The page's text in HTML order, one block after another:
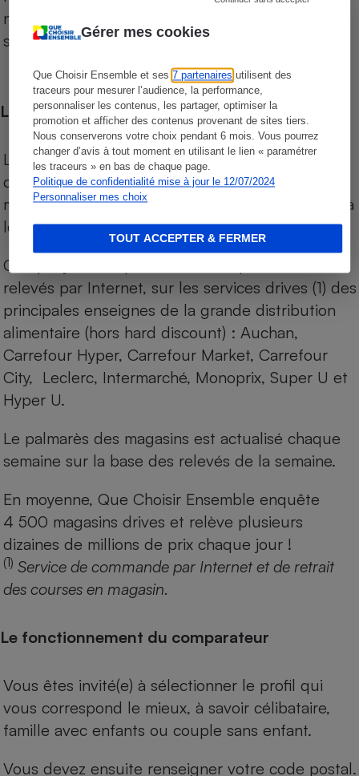
Gérer mes cookies
Que Choisir Ensemble et ses7 partenaires utilisent des
traceurs pour mesurer l’audience, la performance,
personnaliser les contenus, les partager, optimiser la
promotion et afficher des contenus provenant de sites tiers.
Nous conserverons votre choix pendant 6 mois. Vous pourrez
changer d’avis à tout moment en utilisant le lien « paramétrer
les traceurs » en bas de chaque page.
Politique de confidentialité mise à jour le 12/07/2024
Personnaliser mes choix
TOUT ACCEPTER & FERMER
niveau de prix des supermarchés, géolocalisés
sur le territoire français.
Les comparaisons de prix
Les comparaisons sont réalisées sur l’ensemble
des produits des magasins. Les produits de
marques de distributeurs (MDD) sont comparés à
leurs équivalents chez leurs concurrents.
Chaque jour, les prix de tous les produits sont
relevés par Internet, sur les services drives (1) des
principales enseignes de la grande distribution
alimentaire (hors hard discount) : Auchan,
Carrefour Hyper, Carrefour Market, Carrefour
City, Leclerc, Intermarché, Monoprix, Super U et
Hyper U.
Le palmarès des magasins est actualisé chaque
semaine sur la base des relevés de la semaine.
En moyenne, Que Choisir Ensemble enquête
4 500 magasins drives et relève plusieurs
dizaines de millions de prix chaque jour !
(1) Service de commande par Internet et de retrait
des courses en magasin.
Le fonctionnement du comparateur
Vous êtes invité(e) à sélectionner le profil qui
vous correspond le mieux, à savoir célibataire,
famille avec enfants ou couple sans enfant.
Vous devez ensuite renseigner votre code postal.